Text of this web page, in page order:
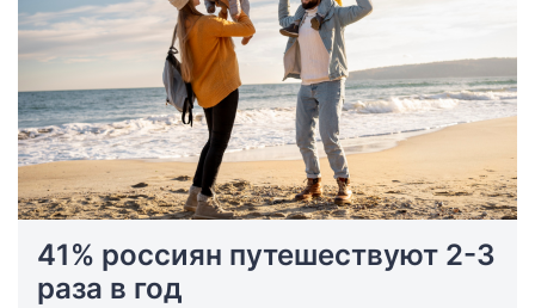
41% россиян путешествуют 2-3
раза в год